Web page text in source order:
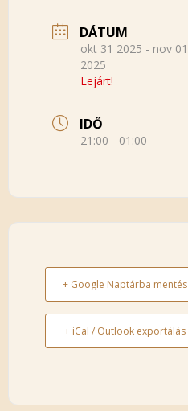
DÁTUM
okt 31 2025 - nov 01
2025
Lejárt!
IDŐ
21:00 - 01:00
+ Google Naptárba mentés
+ iCal / Outlook exportálás